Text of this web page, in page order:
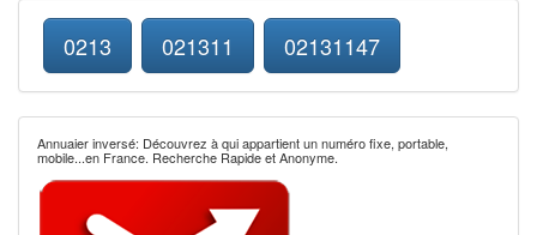
0213 021311 02131147
Annuaier inversé: Découvrez à qui appartient un numéro fixe, portable,
mobile...en France. Recherche Rapide et Anonyme.